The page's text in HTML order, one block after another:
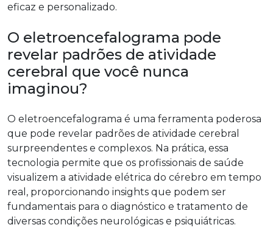
eficaz e personalizado.
O eletroencefalograma pode
revelar padrões de atividade
cerebral que você nunca
imaginou?
O eletroencefalograma é uma ferramenta poderosa
que pode revelar padrões de atividade cerebral
surpreendentes e complexos. Na prática, essa
tecnologia permite que os profissionais de saúde
visualizem a atividade elétrica do cérebro em tempo
real, proporcionando insights que podem ser
fundamentais para o diagnóstico e tratamento de
diversas condições neurológicas e psiquiátricas.